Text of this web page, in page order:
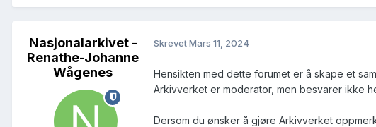
Nasjonalarkivet -
Renathe-Johanne
Wågenes
SkrevetMars 11, 2024
Hensikten med dette forumet er å skape et
Arkivverket er moderator, men besvarer ikke
Dersom du ønsker å gjøre Arkivverket